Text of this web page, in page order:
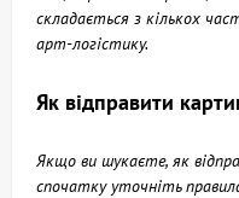
складається з кількох
арт-логістику.
Як відправити
Якщо ви шукаєте, як
спочатку уточніть